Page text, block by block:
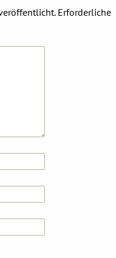
Erforderliche